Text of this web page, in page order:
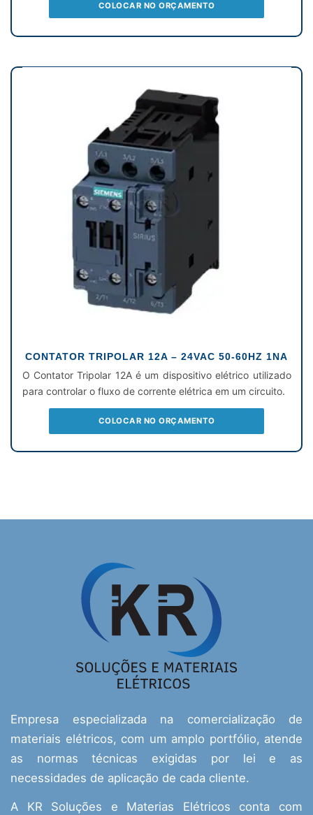
COLOCAR NO ORÇAMENTO
CONTATOR TRIPOLAR 12A – 24VAC 50-60HZ 1NA
O Contator Tripolar 12A é um dispositivo elétrico utilizado
para controlar o fluxo de corrente elétrica em um circuito.
COLOCAR NO ORÇAMENTO
Empresa especializada na comercialização de
materiais elétricos, com um amplo portfólio, atende
as normas técnicas exigidas por lei e as
necessidades de aplicação de cada cliente.
A KR Soluções e Materias Elétricos conta com